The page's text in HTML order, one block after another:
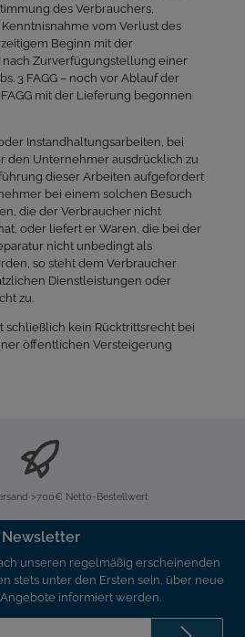
des Verbrauchers,
vom Verlust des
Beginn mit der
Zurverfügungstellung einer
3 FAGG – noch vor Ablauf der
FAGG mit der Lieferung begonnen
Instandhaltungsarbeiten, bei
den Unternehmer ausdrücklich zu
dieser Arbeiten aufgefordert
bei einem solchen Besuch
die der Verbraucher nicht
oder liefert er Waren, die bei der
nicht unbedingt als
so steht dem Verbraucher
Dienstleistungen oder
zu.
schließlich kein Rücktrittsrecht bei
öffentlichen Versteigerung
>700€ Netto-Bestellwert
Newsletter
unseren regelmäßig erscheinenden
stets unter den Ersten sein, über neue
informiert werden.